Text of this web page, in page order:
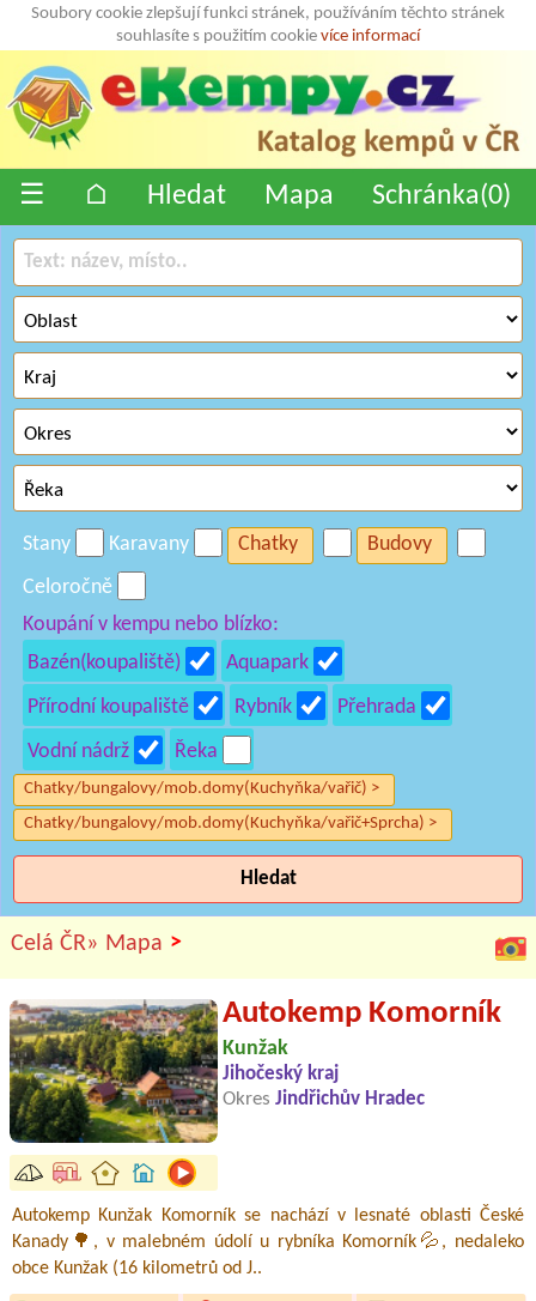
Soubory cookie zlepšují funkci stránek, používáním těchto stránek
souhlasíte s použitím cookie více informací
☰ ⌂ Hledat Mapa Schránka(0)
Stany Karavany Chatky
Budovy
Celoročně
Koupání v kempu nebo blízko:
Bazén(koupaliště)
Aquapark
Přírodní koupaliště
Rybník
Přehrada
Vodní nádrž
Řeka
Chatky/bungalovy/mob.domy(Kuchyňka/vařič) >
Chatky/bungalovy/mob.domy(Kuchyňka/vařič+Sprcha) >
Hledat
Celá ČR» Mapa >
Autokemp Komorník
Kunžak
Jihočeský kraj
Okres Jindřichův Hradec
Autokemp Kunžak Komorník se nachází v lesnaté oblasti České
Kanady🌳, v malebném údolí u rybníka Komorník💦, nedaleko
obce Kunžak (16 kilometrů od J..